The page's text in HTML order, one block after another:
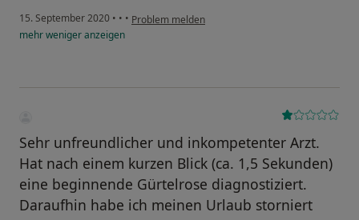
15. September 2020 • • • Problem melden
mehrwenigeranzeigen
Sehr unfreundlicher und inkompetenter Arzt.
Hat nach einem kurzen Blick (ca. 1,5 Sekunden)
eine beginnende Gürtelrose diagnostiziert.
Daraufhin habe ich meinen Urlaub storniert